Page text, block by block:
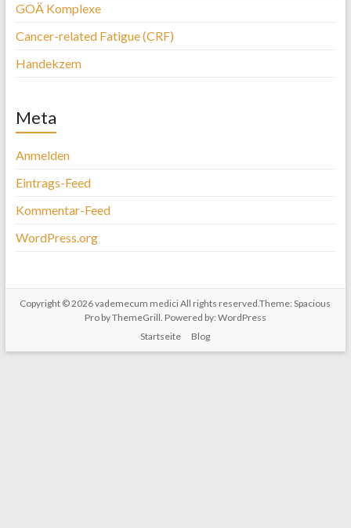
GOÄ Komplexe
Cancer-related Fatigue (CRF)
Handekzem
Meta
Anmelden
Eintrags-Feed
Kommentar-Feed
WordPress.org
Copyright © 2026vademecum mediciAll rights reserved.Theme:Spacious
Proby ThemeGrill. Powered by: WordPress
Startseite
Blog